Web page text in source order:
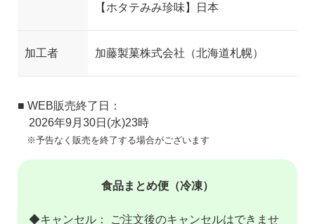
【ホタテみみ珍味】日本
加工者 加藤製菓株式会社（北海道札幌）
■ WEB販売終了日：
2026年9月30日(水)23時
※予告なく販売を終了する場合がございます
食品まとめ便（冷凍）
◆キャンセル： ご注文後のキャンセルはできませ